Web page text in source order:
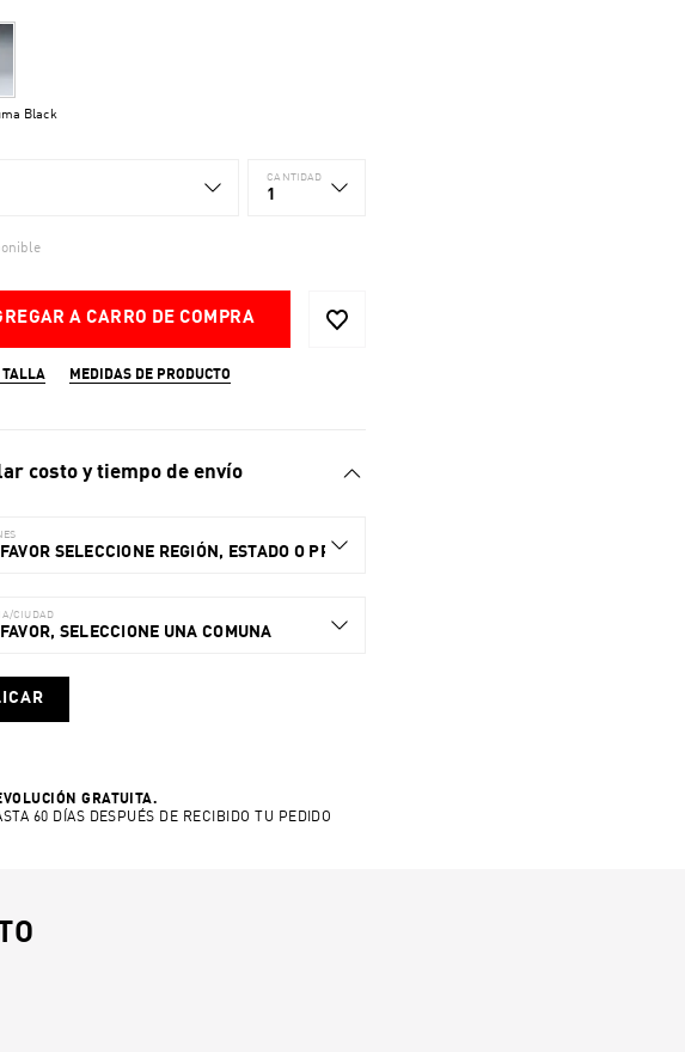
Black
CANTIDAD
1
A CARRO DE COMPRA
TALLA MEDIDAS DE PRODUCTO
costo y tiempo de envío
SELECCIONE REGIÓN, ESTADO O PROVINCIA.
CIUDAD
FAVOR, SELECCIONE UNA COMUNA
GRATUITA.
60 DÍAS DESPUÉS DE RECIBIDO TU PEDIDO